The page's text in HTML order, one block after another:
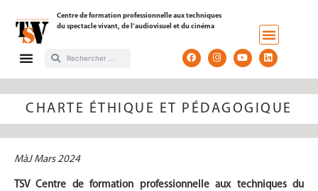
Centre de formation professionnelle aux techniques
du spectacle vivant, de l’audiovisuel et du cinéma
CHARTE ÉTHIQUE ET PÉDAGOGIQUE
MàJ Mars 2024
TSV Centre de formation professionnelle aux techniques du